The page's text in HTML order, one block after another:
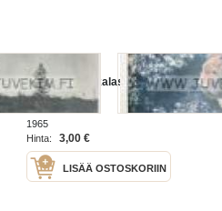
Metsästys ja kalastus 1965 nr 11
1965
Hinta:
3,00 €
LISÄÄ OSTOSKORIIN